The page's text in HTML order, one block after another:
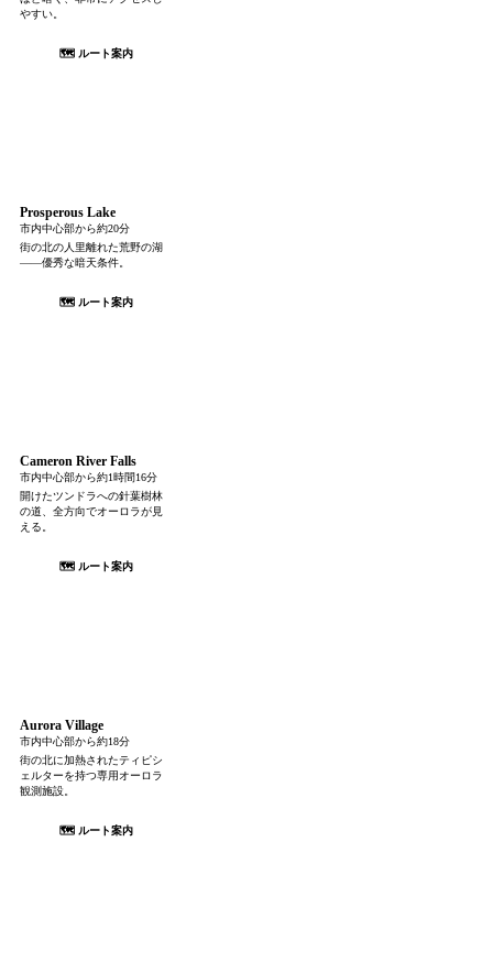
やすい。
🗺 ルート案内
Prosperous Lake
市内中心部から約20分
街の北の人里離れた荒野の湖
——優秀な暗天条件。
🗺 ルート案内
Cameron River Falls
市内中心部から約1時間16分
開けたツンドラへの針葉樹林
の道、全方向でオーロラが見
える。
🗺 ルート案内
Aurora Village
市内中心部から約18分
街の北に加熱されたティピシ
ェルターを持つ専用オーロラ
観測施設。
🗺 ルート案内